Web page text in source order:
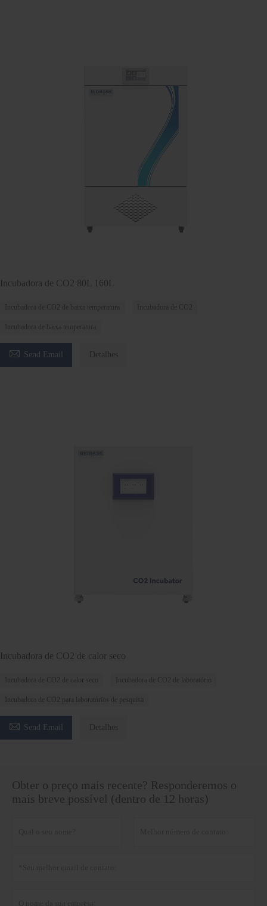
Incubadora de CO2 80L 160L
Incubadora de CO2 de baixa temperatura Incubadora de CO2
Incubadora de baixa temperatura
 Send Email Detalhes
Incubadora de CO2 de calor seco
Incubadora de CO2 de calor seco Incubadora de CO2 de laboratório
Incubadora de CO2 para laboratórios de pesquisa
 Send Email Detalhes
Obter o preço mais recente? Responderemos o
mais breve possível (dentro de 12 horas)